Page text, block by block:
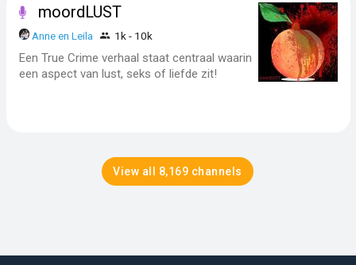
moordLUST
Anne en Leila 1k - 10k
Een True Crime verhaal staat centraal waarin
een aspect van lust, seks of liefde zit!
View all 8,169 channels